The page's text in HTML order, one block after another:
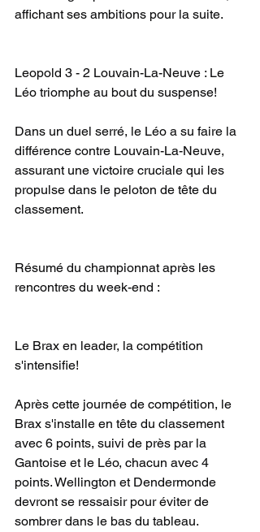
affichant ses ambitions pour la suite.
Leopold 3 - 2 Louvain-La-Neuve : Le
Léo triomphe au bout du suspense!
Dans un duel serré, le Léo a su faire la
différence contre Louvain-La-Neuve,
assurant une victoire cruciale qui les
propulse dans le peloton de tête du
classement.
Résumé du championnat après les
rencontres du week-end :
Le Brax en leader, la compétition
s'intensifie!
Après cette journée de compétition, le
Brax s'installe en tête du classement
avec 6 points, suivi de près par la
Gantoise et le Léo, chacun avec 4
points. Wellington et Dendermonde
devront se ressaisir pour éviter de
sombrer dans le bas du tableau.